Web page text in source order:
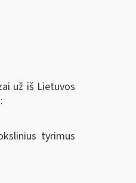
už iš Lietuvos
tyrimus